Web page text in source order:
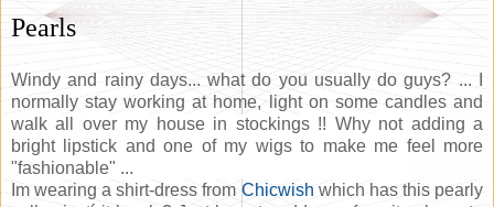
Pearls
Windy and rainy days... what do you usually do guys? ... I
normally stay working at home, light on some candles and
walk all over my house in stockings !! Why not adding a
bright lipstick and one of my wigs to make me feel more
"fashionable" ...
Im wearing a shirt-dress from Chicwish which has this pearly